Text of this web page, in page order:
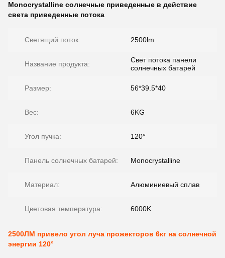
Monocrystalline солнечные приведенные в действие
света приведенные потока
Светящий поток: 2500lm
Название продукта:
Свет потока панели
солнечных батарей
Размер: 56*39.5*40
Вес: 6KG
Угол пучка: 120°
Панель солнечных батарей: Monocrystalline
Материал: Алюминиевый сплав
Цветовая температура: 6000K
2500ЛМ привело угол луча прожекторов 6кг на солнечной
энергии 120°